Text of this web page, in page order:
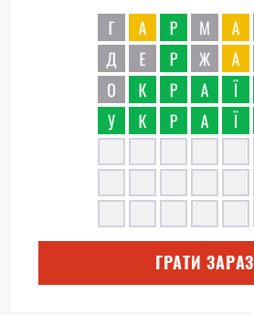
ГРАТИ ЗАРАЗ